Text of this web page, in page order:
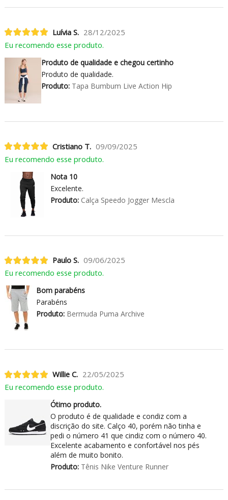
Luívia S. 28/12/2025
Eu recomendo esse produto.
Produto de qualidade e chegou certinho
Produto de qualidade.
Produto:Tapa Bumbum Live Action Hip
Cristiano T. 09/09/2025
Eu recomendo esse produto.
Nota 10
Excelente.
Produto:Calça Speedo Jogger Mescla
Paulo S. 09/06/2025
Eu recomendo esse produto.
Bom parabéns
Parabéns
Produto:Bermuda Puma Archive
Willie C. 22/05/2025
Eu recomendo esse produto.
Ótimo produto.
O produto é de qualidade e condiz com a
discrição do site. Calço 40, porém não tinha e
pedi o número 41 que cindiz com o número 40.
Excelente acabamento e confortável nos pés
além de muito bonito.
Produto:Tênis Nike Venture Runner